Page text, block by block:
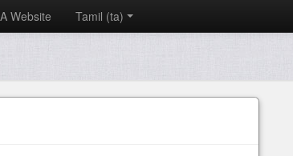
Website Tamil ‎(ta)‎